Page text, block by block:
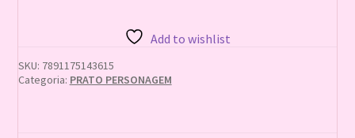
Add to wishlist
SKU: 7891175143615
Categoria: PRATO PERSONAGEM